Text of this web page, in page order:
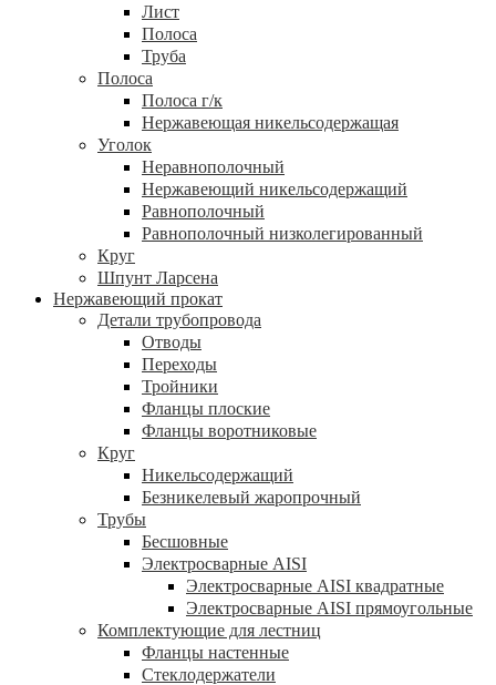
Лист
Полоса
Труба
Полоса
Полоса г/к
Нержавеющая никельсодержащая
Уголок
Неравнополочный
Нержавеющий никельсодержащий
Равнополочный
Равнополочный низколегированный
Круг
Шпунт Ларсена
Нержавеющий прокат
Детали трубопровода
Отводы
Переходы
Тройники
Фланцы плоские
Фланцы воротниковые
Круг
Никельсодержащий
Безникелевый жаропрочный
Трубы
Бесшовные
Электросварные AISI
Электросварные AISI квадратные
Электросварные AISI прямоугольные
Комплектующие для лестниц
Фланцы настенные
Стеклодержатели